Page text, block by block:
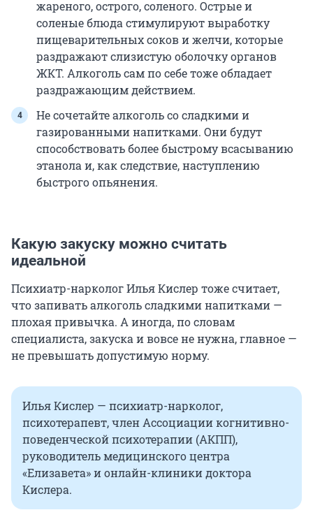
жареного, острого, соленого. Острые и
соленые блюда стимулируют выработку
пищеварительных соков и желчи, которые
раздражают слизистую оболочку органов
ЖКТ. Алкоголь сам по себе тоже обладает
раздражающим действием.
Не сочетайте алкоголь со сладкими и
газированными напитками. Они будут
способствовать более быстрому всасыванию
этанола и, как следствие, наступлению
быстрого опьянения.
Какую закуску можно считать
идеальной
Психиатр-нарколог Илья Кислер тоже считает,
что запивать алкоголь сладкими напитками —
плохая привычка. А иногда, по словам
специалиста, закуска и вовсе не нужна, главное —
не превышать допустимую норму.
Илья Кислер — психиатр-нарколог,
психотерапевт, член Ассоциации когнитивно-
поведенческой психотерапии (АКПП),
руководитель медицинского центра
«Елизавета» и онлайн-клиники доктора
Кислера.